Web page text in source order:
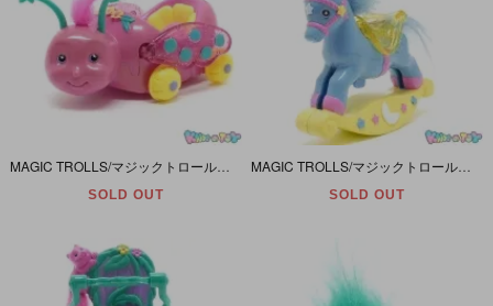
MAGIC TROLLS/マジックトロール・ベイビープレイフレンズ・Applauseアプローズ「Lovely Ladybug Stroller/ラブリーレディバグストローラー」1992年ダメージ＆欠品
SOLD OUT SOLD OUT